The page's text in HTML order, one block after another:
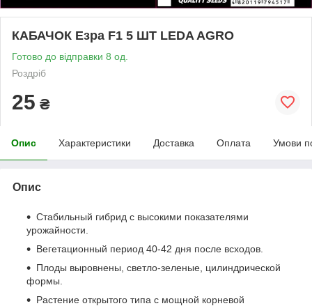
КАБАЧОК Езра F1 5 ШТ LEDA AGRO
Готово до відправки 8 од.
Роздріб
25 ₴
Опис Характеристики Доставка Оплата Умови
Опис
Стабильный гибрид с высокими показателями
урожайности.
Вегетационный период 40-42 дня после всходов.
Плоды выровнены, светло-зеленые, цилиндрической
формы.
Растение открытого типа с мощной корневой